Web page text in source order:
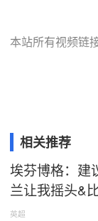
本站所有视频链
相关推荐
埃芬博格：建
兰让我摇头&
英超